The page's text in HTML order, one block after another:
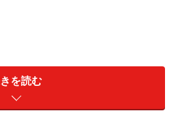
もので、正式なものではな
リストに記載された物件を示
ランス語で書かれている。と
を読む